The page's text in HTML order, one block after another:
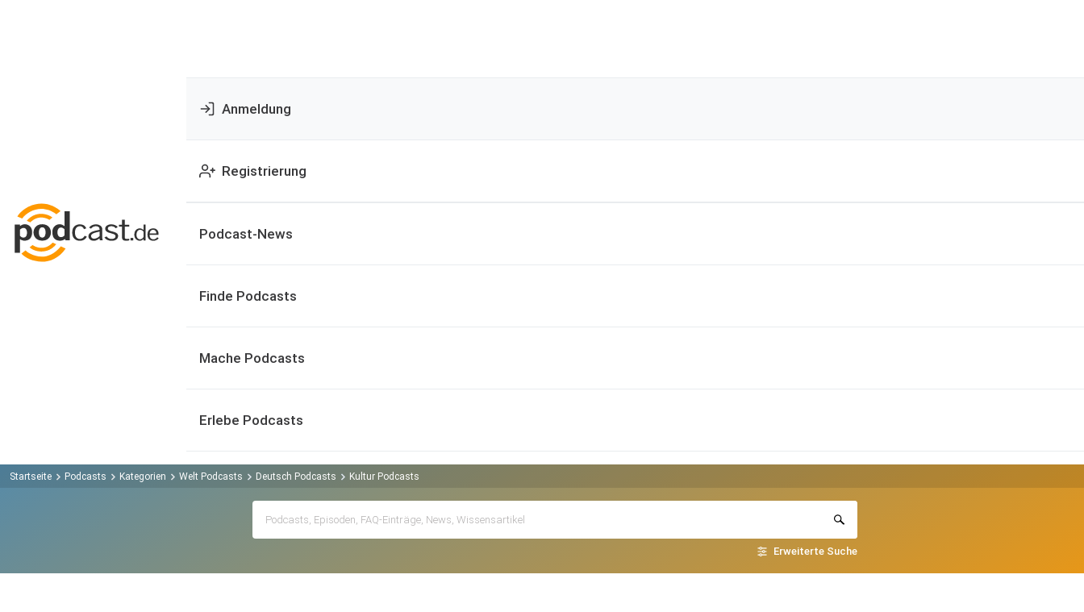
Anmeldung
Registrierung
Podcast-News
Finde Podcasts
Mache Podcasts
Erlebe Podcasts
Startseite Podcasts Kategorien Welt Podcasts Deutsch Podcasts Kultur Podcasts
Erweiterte Suche